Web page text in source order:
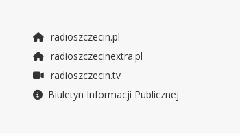
radioszczecin.pl
radioszczecinextra.pl
radioszczecin.tv
Biuletyn Informacji Publicznej